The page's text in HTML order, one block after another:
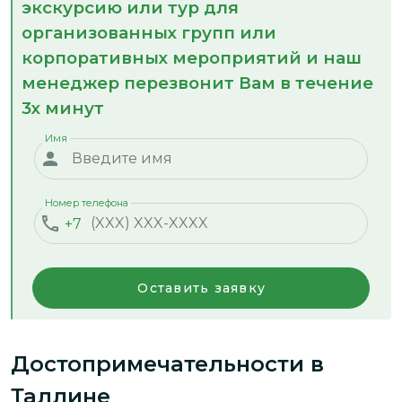
экскурсию или тур для
организованных групп или
корпоративных мероприятий и наш
менеджер перезвонит Вам в течение
3х минут
Имя
+7
Номер телефона
Оставить заявку
Достопримечательности в
Таллине